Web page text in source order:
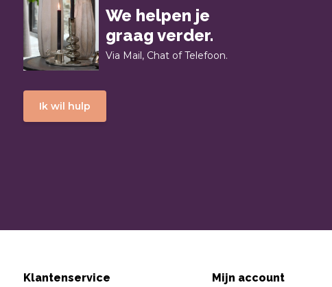
We helpen je
graag verder.
Via Mail, Chat of Telefoon.
Ik wil hulp
Klantenservice Mijn account